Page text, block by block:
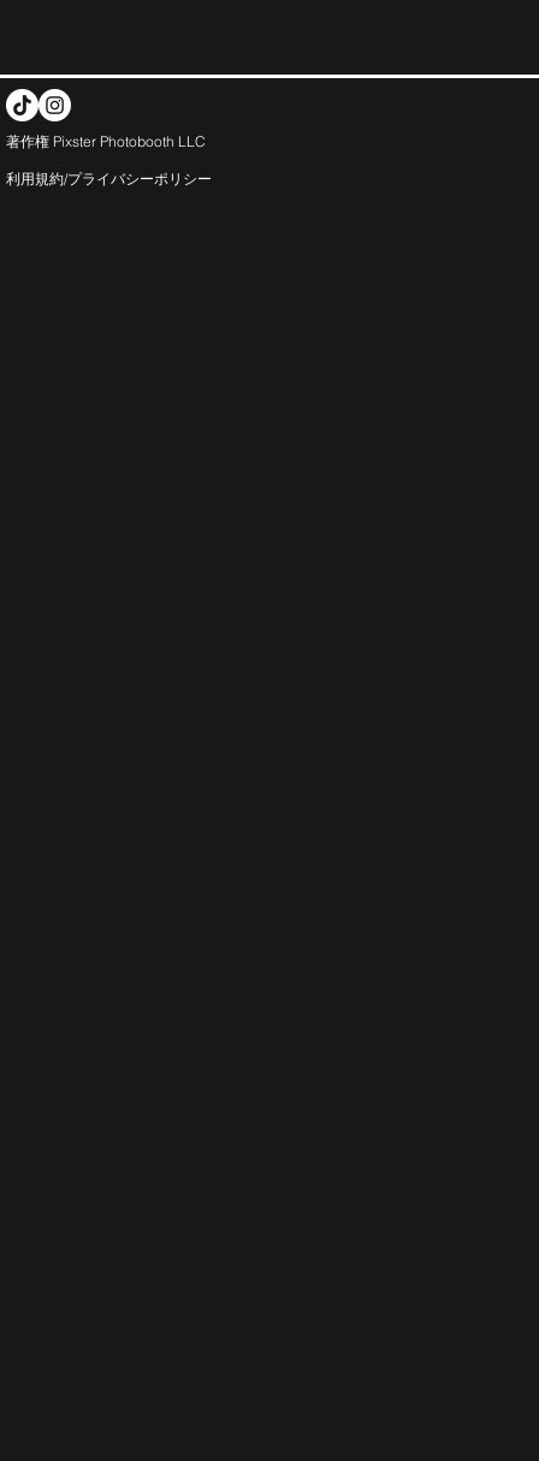
著作権 Pixster Photobooth LLC
利用規約/プライバシーポリシー